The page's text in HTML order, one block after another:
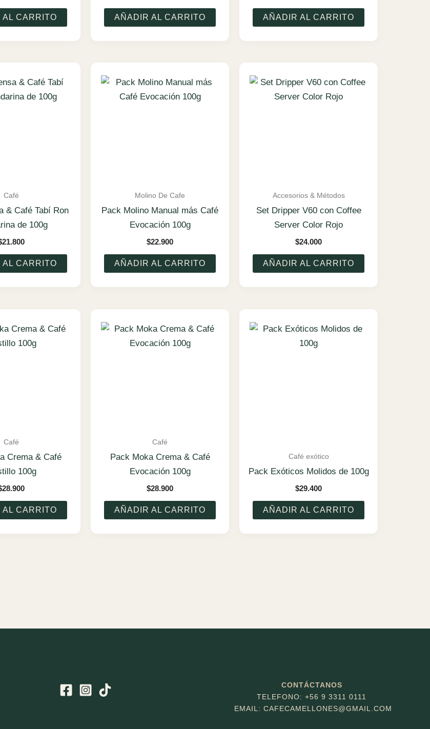
AL CARRITO AÑADIR AL CARRITO AÑADIR AL CARRITO
Café
& Café Tabí Ron
de 100g
21.800
AL CARRITO
Molino De Cafe
Pack Molino Manual más Café
Evocación 100g
$22.900
AÑADIR AL CARRITO
Accesorios & Métodos
Set Dripper V60 con Coffee
Server Color Rojo
$24.000
AÑADIR AL CARRITO
Café
Crema & Café
100g
28.900
AL CARRITO
Café
Pack Moka Crema & Café
Evocación 100g
$28.900
AÑADIR AL CARRITO
Café exótico
Pack Exóticos Molidos de 100g
$29.400
AÑADIR AL CARRITO
CONTÁCTANOS
TELEFONO: +56 9 3311 0111
EMAIL: CAFECAMELLONES@GMAIL.COM